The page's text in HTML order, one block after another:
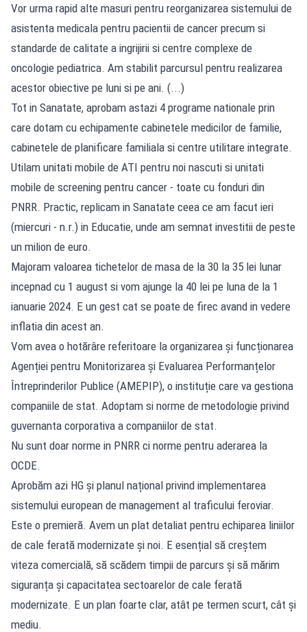
Vor urma rapid alte masuri pentru reorganizarea sistemului de
asistenta medicala pentru pacientii de cancer precum si
standarde de calitate a ingrijirii si centre complexe de
oncologie pediatrica. Am stabilit parcursul pentru realizarea
acestor obiective pe luni si pe ani. (...)
Tot in Sanatate, aprobam astazi 4 programe nationale prin
care dotam cu echipamente cabinetele medicilor de familie,
cabinetele de planificare familiala si centre utilitare integrate.
Utilam unitati mobile de ATI pentru noi nascuti si unitati
mobile de screening pentru cancer - toate cu fonduri din
PNRR. Practic, replicam in Sanatate ceea ce am facut ieri
(miercuri - n.r.) in Educatie, unde am semnat investitii de peste
un milion de euro.
Majoram valoarea tichetelor de masa de la 30 la 35 lei lunar
incepnad cu 1 august si vom ajunge la 40 lei pe luna de la 1
ianuarie 2024. E un gest cat se poate de firec avand in vedere
inflatia din acest an.
Vom avea o hotărâre referitoare la organizarea și funcționarea
Agenției pentru Monitorizarea și Evaluarea Performanțelor
Întreprinderilor Publice (AMEPIP), o instituție care va gestiona
companiile de stat. Adoptam si norme de metodologie privind
guvernanta corporativa a companiilor de stat.
Nu sunt doar norme in PNRR ci norme pentru aderarea la
OCDE.
Aprobăm azi HG și planul național privind implementarea
sistemului european de management al traficului feroviar.
Este o premieră. Avem un plat detaliat pentru echiparea liniilor
de cale ferată modernizate și noi. E esențial să creștem
viteza comercială, să scădem timpii de parcurs și să mărim
siguranța și capacitatea sectoarelor de cale ferată
modernizate. E un plan foarte clar, atât pe termen scurt, cât și
mediu.